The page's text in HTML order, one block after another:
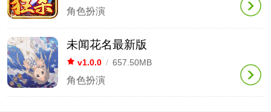
角色扮演
未闻花名最新版
v1.0.0 / 657.50MB
角色扮演